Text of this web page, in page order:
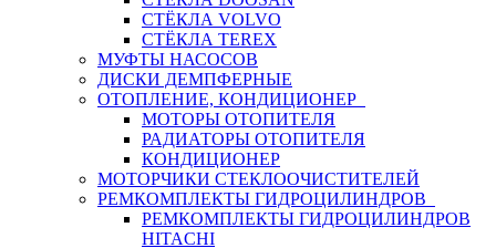
СТЁКЛА VOLVO
СТЁКЛА TEREX
МУФТЫ НАСОСОВ
ДИСКИ ДЕМПФЕРНЫЕ
ОТОПЛЕНИЕ, КОНДИЦИОНЕР
МОТОРЫ ОТОПИТЕЛЯ
РАДИАТОРЫ ОТОПИТЕЛЯ
КОНДИЦИОНЕР
МОТОРЧИКИ СТЕКЛООЧИСТИТЕЛЕЙ
РЕМКОМПЛЕКТЫ ГИДРОЦИЛИНДРОВ
РЕМКОМПЛЕКТЫ ГИДРОЦИЛИНДРОВ
HITACHI